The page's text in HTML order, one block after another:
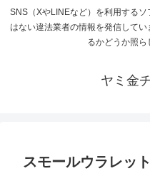
SNS（XやLINEなど）を利用する
はない違法業者の情報を発信して
るかどうか照ら
ヤミ金
スモールウラレッ